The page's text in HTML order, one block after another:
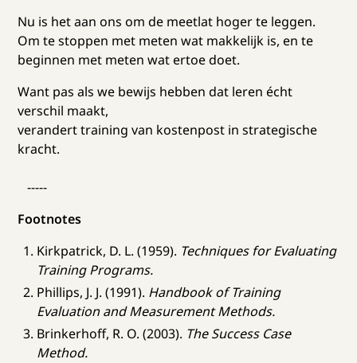
Nu is het aan ons om de meetlat hoger te leggen.
Om te stoppen met meten wat makkelijk is, en te
beginnen met meten wat ertoe doet.
Want pas als we bewijs hebben dat leren écht
verschil maakt,
verandert training van kostenpost in strategische
kracht.
-----
Footnotes
Kirkpatrick, D. L. (1959). Techniques for Evaluating
Training Programs.
Phillips, J. J. (1991). Handbook of Training
Evaluation and Measurement Methods.
Brinkerhoff, R. O. (2003). The Success Case
Method.